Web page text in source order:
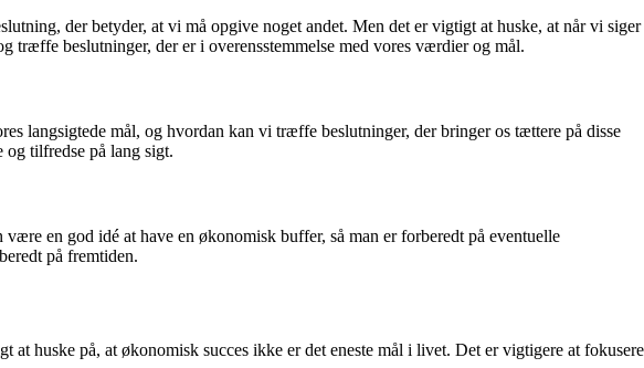
der betyder, at vi må opgive noget andet. Men det er vigtigt at huske, at når vi siger
beslutninger, der er i overensstemmelse med vores værdier og mål.
langsigtede mål, og hvordan kan vi træffe beslutninger, der bringer os tættere på disse
tilfredse på lang sigt.
en god idé at have en økonomisk buffer, så man er forberedt på eventuelle
på fremtiden.
huske på, at økonomisk succes ikke er det eneste mål i livet. Det er vigtigere at fokusere